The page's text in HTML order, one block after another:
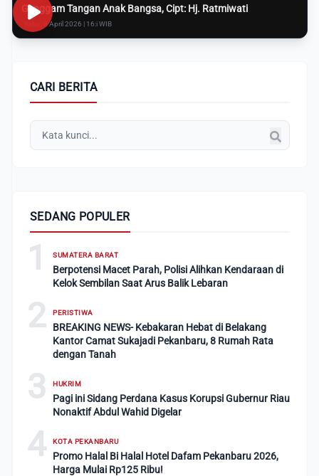
Genggam Tangan Anak Bangsa, Cipt: Hj. Ratmiwati
Rabu, 8 April 2026 | 16:i WIB
CARI BERITA
SEDANG POPULER
1 SUMATERA BARAT
Berpotensi Macet Parah, Polisi Alihkan Kendaraan di
Kelok Sembilan Saat Arus Balik Lebaran
2 PERISTIWA
BREAKING NEWS- Kebakaran Hebat di Belakang
Kantor Camat Sukajadi Pekanbaru, 8 Rumah Rata
dengan Tanah
3 HUKRIM
Pagi ini Sidang Perdana Kasus Korupsi Gubernur Riau
Nonaktif Abdul Wahid Digelar
4 KOTA PEKANBARU
Promo Halal Bi Halal Hotel Dafam Pekanbaru 2026,
Harga Mulai Rp125 Ribu!